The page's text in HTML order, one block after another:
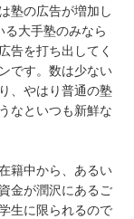
塾の広告が増加し
大手塾のみなら
告を打ち出してく
です。数は少ない
、やはり普通の塾
なといつも新鮮な
籍中から、あるい
金が潤沢にあるご
生に限られるので